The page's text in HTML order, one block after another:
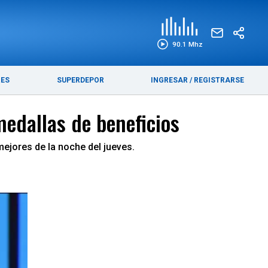
90.1 Mhz
SUPERDEPOR INGRESAR / REGISTRARSE
de beneficios
de la noche del jueves.